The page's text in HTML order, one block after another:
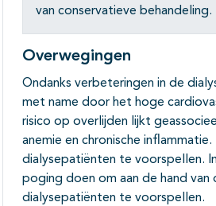
van conservatieve behandeling.
Overwegingen
Ondanks verbeteringen in de
met name door het hoge
risico op overlijden lijkt
anemie en chronische
dialysepatiënten te voorspellen.
poging doen om aan de hand
dialysepatiënten te voorspellen.